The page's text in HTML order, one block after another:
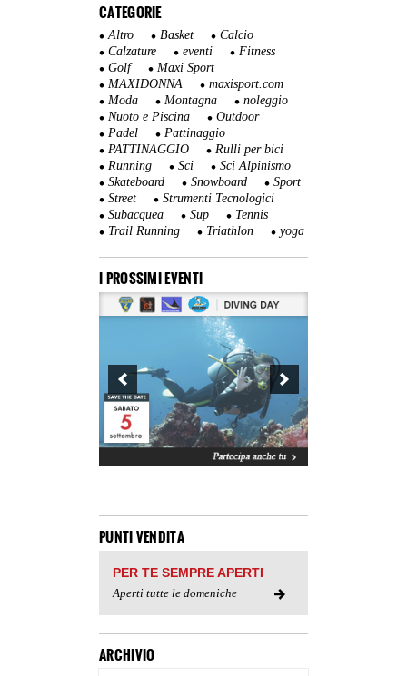
CATEGORIE
Altro Basket
Calcio
Calzature
eventi
Fitness
Golf
Maxi Sport
MAXIDONNA
maxisport.com
Moda
Montagna
noleggio
Nuoto e Piscina
Outdoor
Padel
Pattinaggio
PATTINAGGIO
Rulli per bici
Running
Sci
Sci Alpinismo
Skateboard
Snowboard
Sport
Street
Strumenti Tecnologici
Subacquea
Sup
Tennis
Trail Running
Triathlon yoga
I PROSSIMI EVENTI
PUNTI VENDITA
PER TE SEMPRE APERTI
Aperti tutte le domeniche
ARCHIVIO